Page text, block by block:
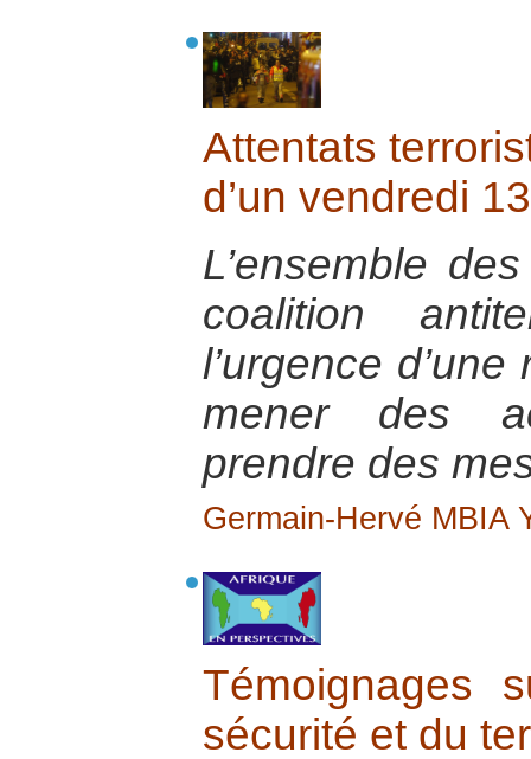
Attentats
d’un vendredi 13
L’ensemble
coalition
l’urgence
mener des
prendre des
Germain-Hervé MBIA
Témoignages
sécurité et du